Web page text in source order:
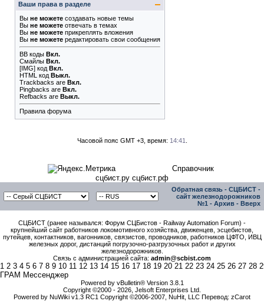
Ваши права в разделе
Вы не можете создавать новые темы
Вы не можете отвечать в темах
Вы не можете прикреплять вложения
Вы не можете редактировать свои сообщения
BB коды Вкл.
Смайлы Вкл.
[IMG] код Вкл.
HTML код Выкл.
Trackbacks are Вкл.
Pingbacks are Вкл.
Refbacks are Выкл.
Правила форума
Часовой пояс GMT +3, время: 14:41
Справочник
сцбист.ру сцбист.рф
Обратная связь - СЦБИСТ -
сайт железнодорожников
№1 - Архив - Вверх
СЦБИСТ (ранее назывался: Форум СЦБистов - Railway Automation Forum) -
крупнейший сайт работников локомотивного хозяйства, движенцев, эсцебистов,
путейцев, контактников, вагонников, связистов, проводников, работников ЦФТО, ИВЦ
железных дорог, дистанций погрузочно-разгрузочных работ и других
железнодорожников.
Связь с администрацией сайта: admin@scbist.com
1 2 3 4 5 6 7 8 9 10 11 12 13 14 15 16 17 18 19 20 21 22 23 24 25 26 27 28
ГРАМ Мессенджер
Powered by vBulletin® Version 3.8.1
Copyright ©2000 - 2026, Jelsoft Enterprises Ltd.
Powered by NuWiki v1.3 RC1 Copyright ©2006-2007, NuHit, LLC Перевод: zCarot